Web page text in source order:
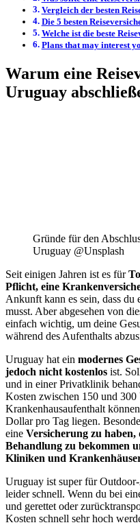
Vergleich der besten
Die 5 besten
Welche ist die beste
Plans that may interest
Warum eine
Uruguay
Gründe für den
Uruguay @Unsplash
Seit einigen Jahren ist es für
Pflicht, eine
Ankunft kann es sein, dass du
musst. Aber abgesehen von
einfach wichtig, um deine
während des Aufenthalts
Uruguay hat ein modernes
jedoch nicht kostenlos ist.
und in einer Privatklinik
Kosten zwischen 150 und
Krankenhausaufenthalt
Dollar pro Tag liegen.
eine Versicherung zu
Behandlung zu bekommen
Kliniken und
Uruguay ist super für
leider schnell. Wenn du bei
und gerettet oder
Kosten schnell sehr hoch